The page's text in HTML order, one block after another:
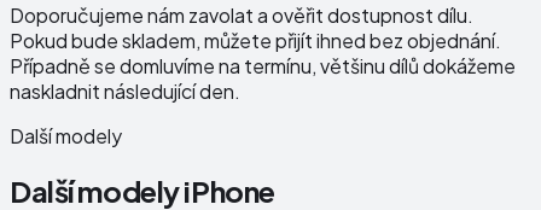
Doporučujeme nám zavolat a ověřit dostupnost dílu.
Pokud bude skladem, můžete přijít ihned bez objednání.
Případně se domluvíme na termínu, většinu dílů dokážeme
naskladnit následující den.
Další modely
Další modelyiPhone